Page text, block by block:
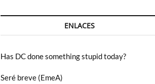
ENLACES
Has DC done something stupid today?
Seré breve (EmeA)